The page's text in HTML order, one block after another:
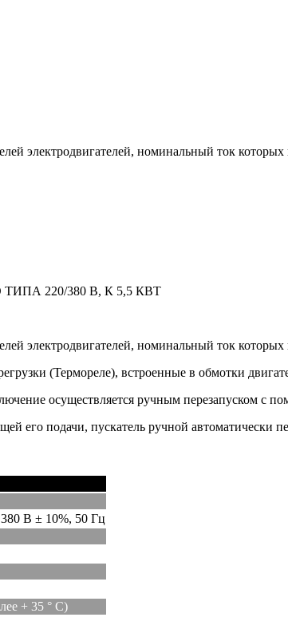
электродвигателей, номинальный ток
220/380 В, К 5,5 КВТ
электродвигателей, номинальный ток
(Термореле), встроенные в обмотки
осуществляется ручным перезапуском с
его подачи, пускатель ручной автоматически
В ± 10%, 50 Гц
+ 35 ° С)